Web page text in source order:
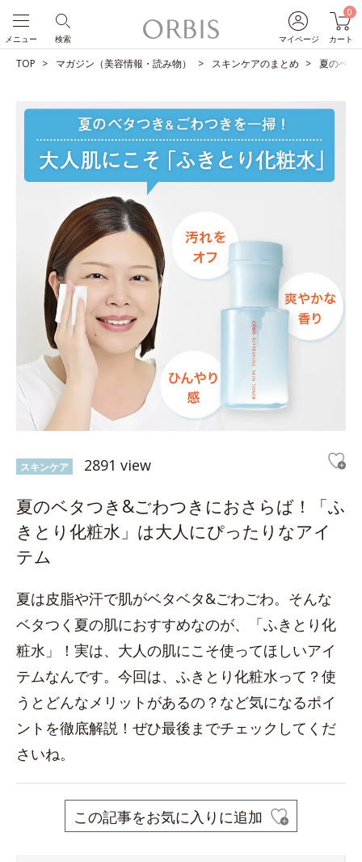
マイページ
0
カート
検索
メニュー
TOP マガジン（美容情報・読み物） スキンケアのまとめ 夏のベタ
スキンケア 2891 view
夏のベタつき&ごわつきにおさらば！「ふ
きとり化粧水」は大人にぴったりなアイ
テム
夏は皮脂や汗で肌がベタベタ&ごわごわ。そんな
ベタつく夏の肌におすすめなのが、「ふきとり化
粧水」！実は、大人の肌にこそ使ってほしいアイ
テムなんです。今回は、ふきとり化粧水って？使
うとどんなメリットがあるの？など気になるポイ
ントを徹底解説！ぜひ最後までチェックしてくだ
さいね。
この記事をお気に入りに追加